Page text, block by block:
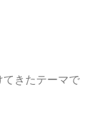
きたテーマで